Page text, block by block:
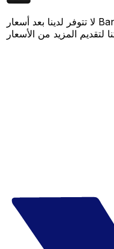
لا تتوفر لدينا بعد أسعار Bank of Commerce Liberia لهذا الزوج من العملات، لكن لا يزال بإمكانك مقارنة عرض سعر من Bank of Commerce Liberia بسعر Xe المباشر لمعرفة التوفير المحتمل. عد لاحقًا، فنحن